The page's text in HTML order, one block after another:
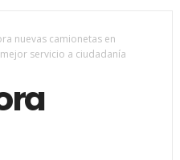
nuevas camionetas en
servicio a ciudadanía